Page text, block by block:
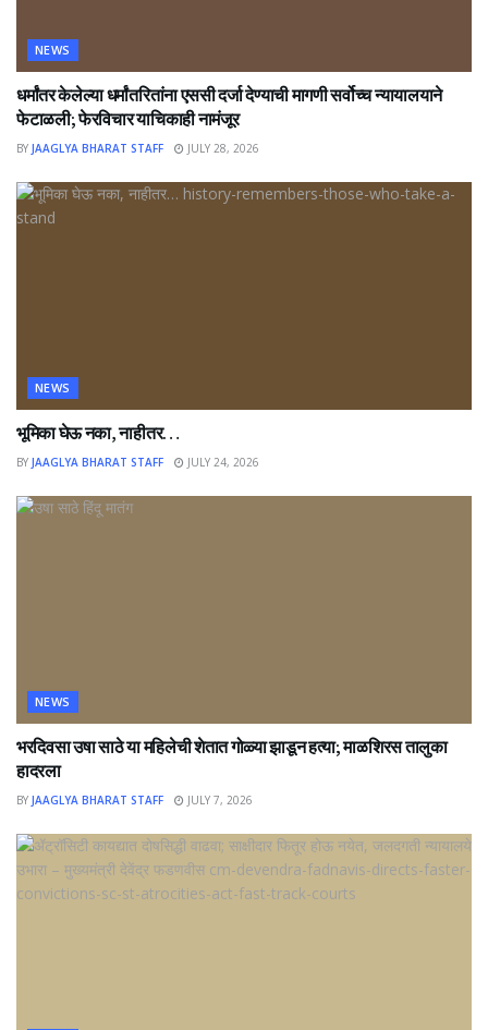
NEWS
धर्मांतर केलेल्या धर्मांतरितांना एससी दर्जा देण्याची मागणी सर्वोच्च न्यायालयाने
फेटाळली; फेरविचार याचिकाही नामंजूर
BY JAAGLYA BHARAT STAFF JULY 28, 2026
NEWS
भूमिका घेऊ नका, नाहीतर…
BY JAAGLYA BHARAT STAFF JULY 24, 2026
NEWS
भरदिवसा उषा साठे या महिलेची शेतात गोळ्या झाडून हत्या; माळशिरस तालुका
हादरला
BY JAAGLYA BHARAT STAFF JULY 7, 2026